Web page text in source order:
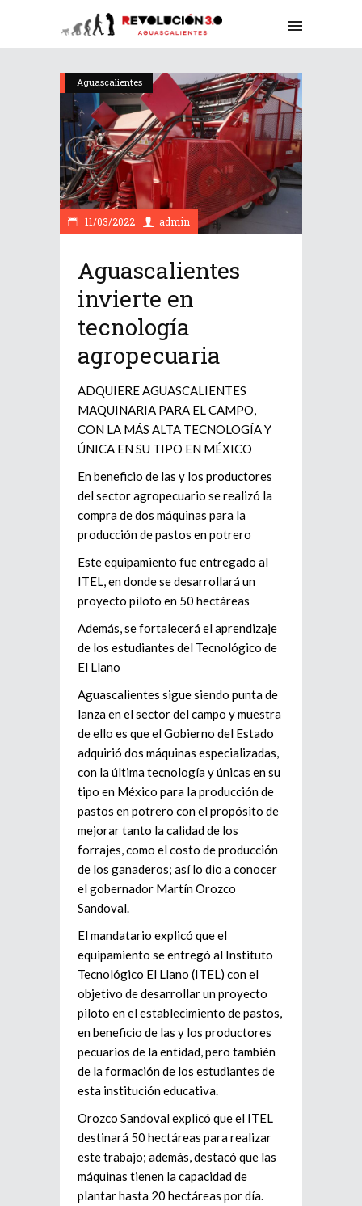
Aguascalientes
11/03/2022 admin
Aguascalientes
invierte en
tecnología
agropecuaria
ADQUIERE AGUASCALIENTES
MAQUINARIA PARA EL CAMPO,
CON LA MÁS ALTA TECNOLOGÍA Y
ÚNICA EN SU TIPO EN MÉXICO
En beneficio de las y los productores
del sector agropecuario se realizó la
compra de dos máquinas para la
producción de pastos en potrero
Este equipamiento fue entregado al
ITEL, en donde se desarrollará un
proyecto piloto en 50 hectáreas
Además, se fortalecerá el aprendizaje
de los estudiantes del Tecnológico de
El Llano
Aguascalientes sigue siendo punta de
lanza en el sector del campo y muestra
de ello es que el Gobierno del Estado
adquirió dos máquinas especializadas,
con la última tecnología y únicas en su
tipo en México para la producción de
pastos en potrero con el propósito de
mejorar tanto la calidad de los
forrajes, como el costo de producción
de los ganaderos; así lo dio a conocer
el gobernador Martín Orozco
Sandoval.
El mandatario explicó que el
equipamiento se entregó al Instituto
Tecnológico El Llano (ITEL) con el
objetivo de desarrollar un proyecto
piloto en el establecimiento de pastos,
en beneficio de las y los productores
pecuarios de la entidad, pero también
de la formación de los estudiantes de
esta institución educativa.
Orozco Sandoval explicó que el ITEL
destinará 50 hectáreas para realizar
este trabajo; además, destacó que las
máquinas tienen la capacidad de
plantar hasta 20 hectáreas por día.